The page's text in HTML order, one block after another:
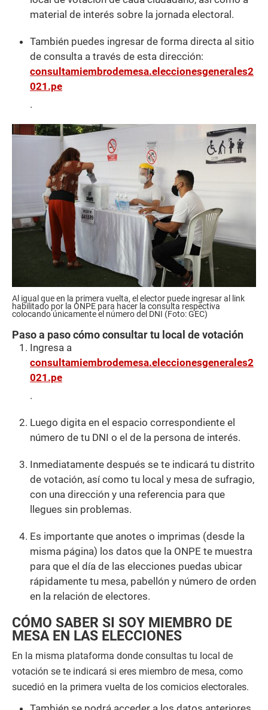
material de interés sobre la jornada electoral.
También puedes ingresar de forma directa al sitio
de consulta a través de esta dirección:
consultamiembrodemesa.eleccionesgenerales2
021.pe
.
Al igual que en la primera vuelta, el elector puede ingresar al link
habilitado por la ONPE para hacer la consulta respectiva
colocando únicamente el número del DNI (Foto: GEC)
Paso a paso cómo consultar tu local de votación
Ingresa a
consultamiembrodemesa.eleccionesgenerales2
021.pe
.
Luego digita en el espacio correspondiente el
número de tu DNI o el de la persona de interés.
Inmediatamente después se te indicará tu distrito
de votación, así como tu local y mesa de sufragio,
con una dirección y una referencia para que
llegues sin problemas.
Es importante que anotes o imprimas (desde la
misma página) los datos que la ONPE te muestra
para que el día de las elecciones puedas ubicar
rápidamente tu mesa, pabellón y número de orden
en la relación de electores.
CÓMO SABER SI SOY MIEMBRO DE
MESA EN LAS ELECCIONES
En la misma plataforma donde consultas tu local de
votación se te indicará si eres miembro de mesa, como
sucedió en la primera vuelta de los comicios electorales.